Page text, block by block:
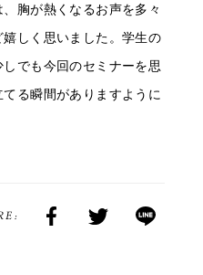
胸が熱くなるお声を多々
しく思いました。学生の
でも今回のセミナーを思
る瞬間がありますように